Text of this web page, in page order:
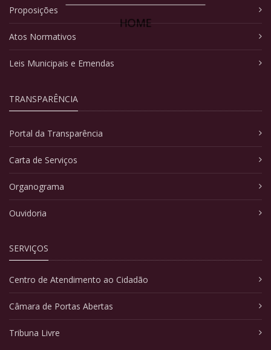
HOME
Proposições
Atos Normativos
Leis Municipais e Emendas
TRANSPARÊNCIA
Portal da Transparência
Carta de Serviços
Organograma
Ouvidoria
SERVIÇOS
Centro de Atendimento ao Cidadão
Câmara de Portas Abertas
Tribuna Livre